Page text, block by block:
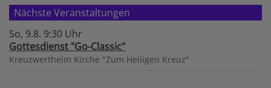
Nächste Veranstaltungen
So, 9.8. 9:30 Uhr
Gottesdienst "Go-Classic"
Kreuzwertheim Kirche "Zum Heiligen Kreuz"